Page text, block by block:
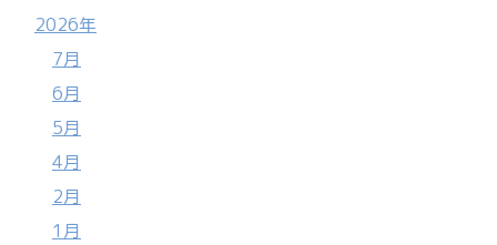
2026年
7月
6月
5月
4月
2月
1月